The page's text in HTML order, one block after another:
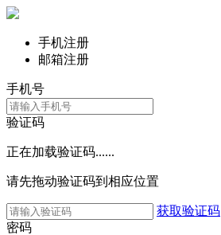
手机注册
邮箱注册
手机号
验证码
正在加载验证码......
请先拖动验证码到相应位置
获取验证码
密码